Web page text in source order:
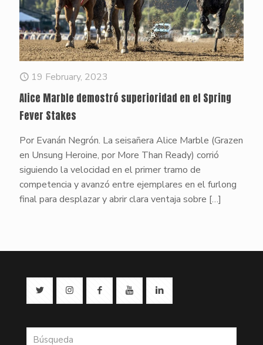
19 February, 2023
Alice Marble demostró superioridad en el Spring
Fever Stakes
Por Evanán Negrón. La seisañera Alice Marble (Grazen
en Unsung Heroine, por More Than Ready) corrió
siguiendo la velocidad en el primer tramo de
competencia y avanzó entre ejemplares en el furlong
final para desplazar y abrir clara ventaja sobre […]